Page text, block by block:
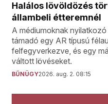
Halálos lövöldözés
állambeli étteremnél
A médiumoknak
támadó egy AR típusú
felfegyverkezve, és egy
váltott lövéseket.
BŰNÜGY2026. aug. 2. 08:15